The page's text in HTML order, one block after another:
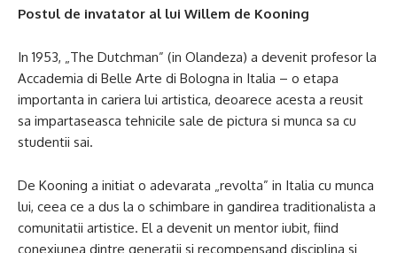
Postul de invatator al lui Willem de Kooning
In 1953, „The Dutchman” (in Olandeza) a devenit profesor la
Accademia di Belle Arte di Bologna in Italia – o etapa
importanta in cariera lui artistica, deoarece acesta a reusit
sa impartaseasca tehnicile sale de pictura si munca sa cu
studentii sai.
De Kooning a initiat o adevarata „revolta” in Italia cu munca
lui, ceea ce a dus la o schimbare in gandirea traditionalista a
comunitatii artistice. El a devenit un mentor iubit, fiind
conexiunea dintre generatii si recompensand disciplina si